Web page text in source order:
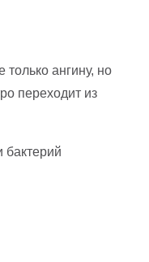
ангину, но
переходит из
бактерий